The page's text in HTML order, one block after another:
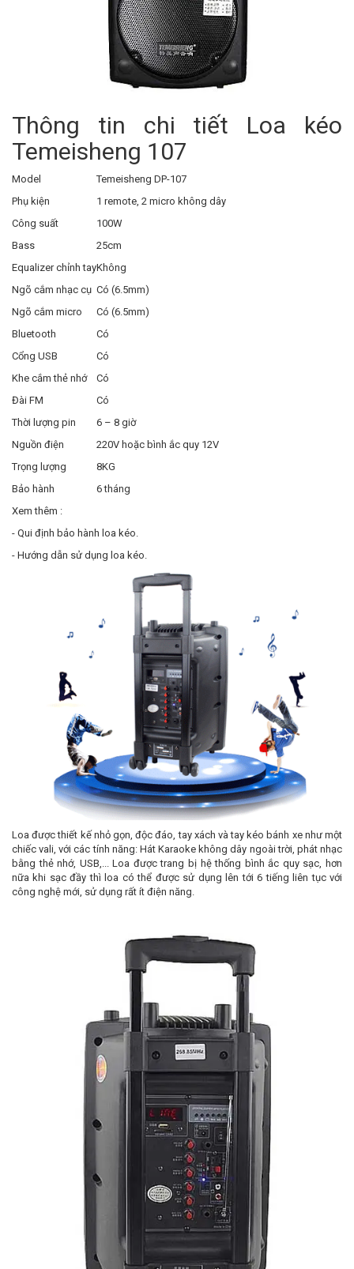
Thông tin chi tiết Loa kéo
Temeisheng 107
Model
Temeisheng DP-107
Phụ kiện
1 remote, 2 micro không dây
Công suất
100W
Bass
25cm
Equalizer chỉnh tayKhông
Ngõ cắm nhạc cụ Có (6.5mm)
Ngõ cắm micro
Có (6.5mm)
Bluetooth
Có
Cổng USB
Có
Khe cắm thẻ nhớ
Có
Đài FM
Có
Thời lượng pin
6 – 8 giờ
Nguồn điện
220V hoặc bình ắc quy 12V
Trọng lượng
8KG
Bảo hành
6 tháng
Xem thêm :
- Qui định bảo hành loa kéo.
- Hướng dẫn sử dụng loa kéo.
Loa được thiết kế nhỏ gọn, độc đáo, tay xách và tay kéo bánh xe như một
chiếc vali, với các tính năng: Hát Karaoke không dây ngoài trời, phát nhạc
bằng thẻ nhớ, USB,... Loa được trang bị hệ thống bình ắc quy sạc, hơn
nữa khi sạc đầy thì loa có thể được sử dụng lên tới 6 tiếng liên tục với
công nghệ mới, sử dụng rất ít điện năng.